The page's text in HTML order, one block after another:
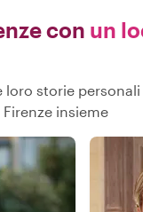
con un
loro storie
insieme